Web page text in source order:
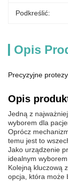
Podkreślić:
Opis
Precyzyjne
Opis
Jedną z
wyborem dla
Oprócz
temu jest to
Jako urządzenie
idealnym
Kolejną kluczową
opcja, która może